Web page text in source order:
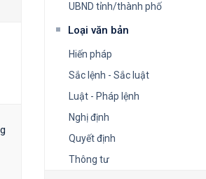
UBND tỉnh/thành phố
Loại văn bản
Hiến pháp
Sắc lệnh - Sắc luật
Luật - Pháp lệnh
Nghị định
Quyết định
Thông tư